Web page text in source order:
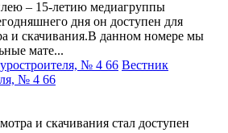
– 15-летию медиагруппы
дня он доступен для
и скачивания.В данном номере мы
мате...
Вестник
№ 4 66
и скачивания стал доступен